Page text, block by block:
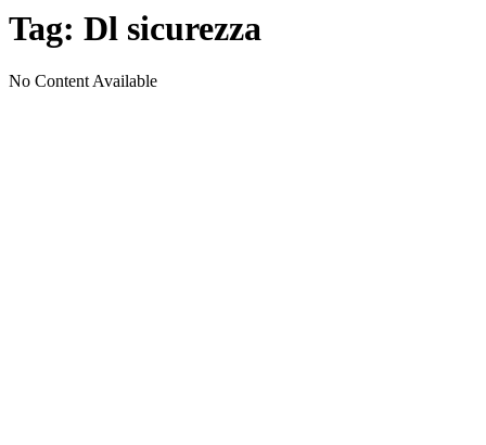
Tag: Dl sicurezza
No Content Available